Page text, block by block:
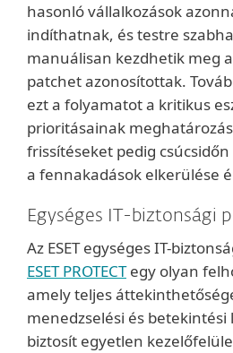
hasonló vállalkozások
indíthatnak, és testre
manuálisan kezdhetik meg
patchet azonosítottak.
ezt a folyamatot a kritikus
prioritásainak
frissítéseket pedig
a fennakadások
Egységes IT-biztonsági
Az ESET egységes IT-
ESET PROTECTegy olyan
amely teljes
menedzselési és
biztosít egyetlen